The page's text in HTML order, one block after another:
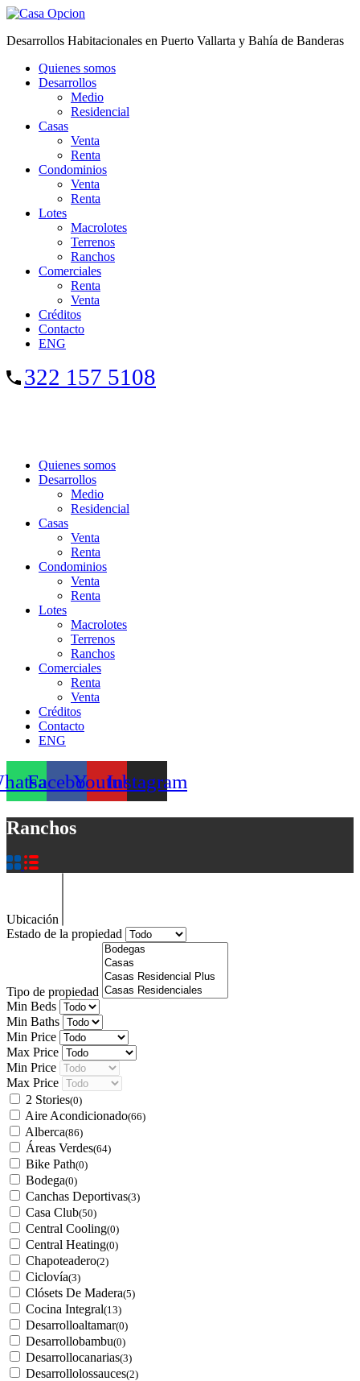
Desarrollos Habitacionales en Puerto Vallarta y Bahía de Banderas
Quienes somos
Desarrollos
Medio
Residencial
Casas
Venta
Renta
Condominios
Venta
Renta
Lotes
Macrolotes
Terrenos
Ranchos
Comerciales
Renta
Venta
Créditos
Contacto
ENG
322 157 5108
Quienes somos
Desarrollos
Medio
Residencial
Casas
Venta
Renta
Condominios
Venta
Renta
Lotes
Macrolotes
Terrenos
Ranchos
Comerciales
Renta
Venta
Créditos
Contacto
ENG
FacebookYoutubeInstagram
Ranchos
Ubicación
Estado de la propiedad
Tipo de propiedad
Min Beds
Min Baths
Min Price
Max Price
Min Price
Max Price
2 Stories(0)
Aire Acondicionado(66)
Alberca(86)
Áreas Verdes(64)
Bike Path(0)
Bodega(0)
Canchas Deportivas(3)
Casa Club(50)
Central Cooling(0)
Central Heating(0)
Chapoteadero(2)
Ciclovía(3)
Clósets De Madera(5)
Cocina Integral(13)
Desarrolloaltamar(0)
Desarrollobambu(0)
Desarrollocanarias(3)
Desarrollolossauces(2)